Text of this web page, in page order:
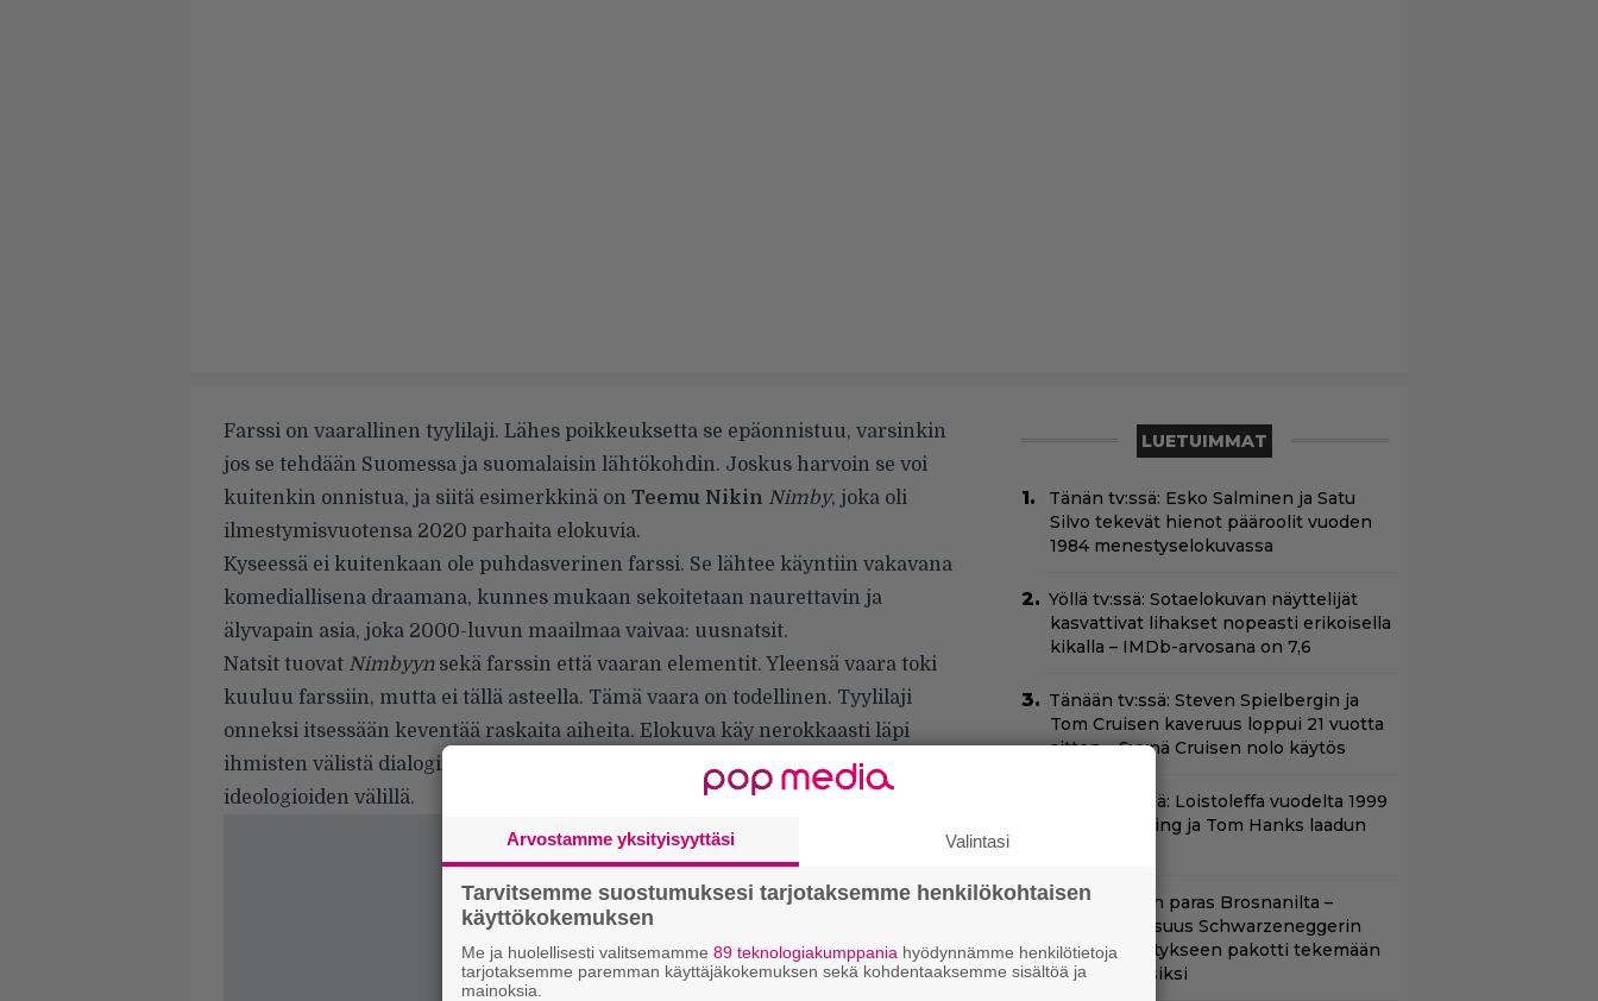
Farssi on vaarallinen tyylilaji. Lähes poikkeuksetta se epäonnistuu, varsinkin
jos se tehdään Suomessa ja suomalaisin lähtökohdin. Joskus harvoin se voi
kuitenkin onnistua, ja siitä esimerkkinä on Teemu Nikin Nimby, joka oli
ilmestymisvuotensa 2020 parhaita elokuvia.
Kyseessä ei kuitenkaan ole puhdasverinen farssi. Se lähtee käyntiin vakavana
komediallisena draamana, kunnes mukaan sekoitetaan naurettavin ja
älyvapain asia, joka 2000-luvun maailmaa vaivaa: uusnatsit.
Natsit tuovat Nimbyynsekä farssin että vaaran elementit. Yleensä vaara toki
kuuluu farssiin, mutta ei tällä asteella. Tämä vaara on todellinen. Tyylilaji
onneksi itsessään keventää raskaita aiheita. Elokuva käy nerokkaasti läpi
ihmisten välistä dialogin puutetta omien perheenjäsenten, kansallisuuksien ja
ideologioiden välillä.
LUETUIMMAT
Tänän tv:ssä: Esko Salminen ja Satu
Silvo tekevät hienot pääroolit vuoden
1984 menestyselokuvassa
Yöllä tv:ssä: Sotaelokuvan näyttelijät
kasvattivat lihakset nopeasti erikoisella
kikalla – IMDb-arvosana on 7,6
Tänään tv:ssä: Steven Spielbergin ja
Tom Cruisen kaveruus loppui 21 vuotta
sitten – Syynä Cruisen nolo käytös
Tänään tv:ssä: Loistoleffa vuodelta 1999
– Stephen King ja Tom Hanks laadun
Illan Bond on paras Brosnanilta –
samankaltaisuus Schwarzeneggerin
toimintatykitykseen pakotti tekemään
kässärin uusiksi
Arvostamme yksityisyyttäsi Valintasi
Tarvitsemme suostumuksesi tarjotaksemme henkilökohtaisen
käyttökokemuksen
Me ja huolellisesti valitsemamme 89 teknologiakumppania hyödynnämme henkilötietoja
tarjotaksemme paremman käyttäjäkokemuksen sekä kohdentaaksemme sisältöä ja
mainoksia.